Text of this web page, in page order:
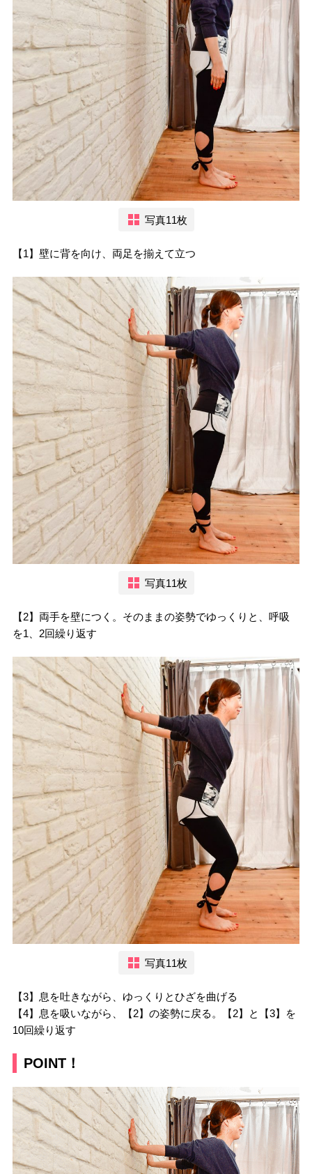
写真11枚
【1】壁に背を向け、両足を揃えて立つ
写真11枚
【2】両手を壁につく。そのままの姿勢でゆっくりと、呼吸
を1、2回繰り返す
写真11枚
【3】息を吐きながら、ゆっくりとひざを曲げる
【4】息を吸いながら、【2】の姿勢に戻る。【2】と【3】を
10回繰り返す
POINT！